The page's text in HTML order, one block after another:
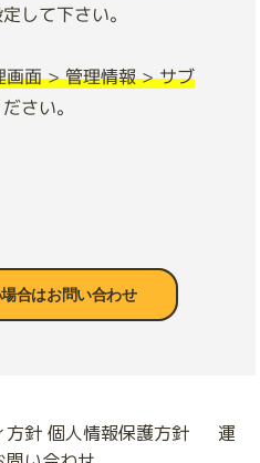
して下さい。
画面 > 管理情報 > サブ
さい。
合はお問い合わせ
方針 個人情報保護方針
運